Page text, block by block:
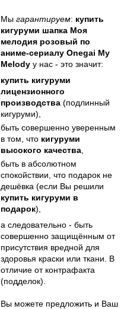
Мы гарантируем: купить
кигуруми шапка Моя
мелодия розовый по
аниме-сериалу Onegai My
Melody у нас - это значит:
купить кигуруми
лицензионного
производства (подлинный
кигуруми),
быть совершенно уверенным
в том, что кигуруми
высокого качества
быть в абсолютном
спокойствии, что подарок не
дешёвка (если Вы решили
купить кигуруми в
подарок),
а следовательно - быть
совершенно защищённым от
присутствия вредной для
здоровья краски или ткани. В
отличие от контрафакта
(подделок).
Вы можете предложить и Ваш